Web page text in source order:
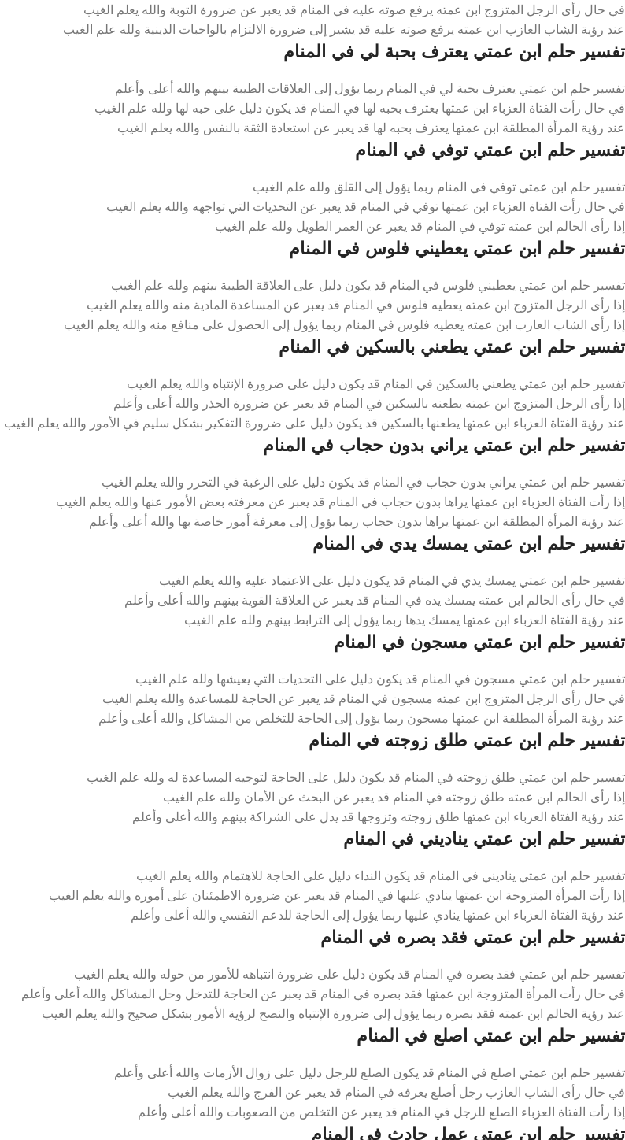
في حال رأى الرجل المتزوج ابن عمته يرفع صوته عليه في المنام قد يعبر عن ضرورة التوبة والله يعلم الغيب
عند رؤية الشاب العازب ابن عمته يرفع صوته عليه قد يشير إلى ضرورة الالتزام بالواجبات الدينية ولله علم الغيب
تفسير حلم ابن عمتي يعترف بحبة لي في المنام
تفسير حلم ابن عمتي يعترف بحبة لي في المنام ربما يؤول إلى العلاقات الطيبة بينهم والله أعلى وأعلم
في حال رأت الفتاة العزباء ابن عمتها يعترف بحبه لها في المنام قد يكون دليل على حبه لها ولله علم الغيب
عند رؤية المرأة المطلقة ابن عمتها يعترف بحبه لها قد يعبر عن استعادة الثقة بالنفس والله يعلم الغيب
تفسير حلم ابن عمتي توفي في المنام
تفسير حلم ابن عمتي توفي في المنام ربما يؤول إلى القلق ولله علم الغيب
في حال رأت الفتاة العزباء ابن عمتها توفي في المنام قد يعبر عن التحديات التي تواجهه والله يعلم الغيب
إذا رأى الحالم ابن عمته توفي في المنام قد يعبر عن العمر الطويل ولله علم الغيب
تفسير حلم ابن عمتي يعطيني فلوس في المنام
تفسير حلم ابن عمتي يعطيني فلوس في المنام قد يكون دليل على العلاقة الطيبة بينهم ولله علم الغيب
إذا رأى الرجل المتزوج ابن عمته يعطيه فلوس في المنام قد يعبر عن المساعدة المادية منه والله يعلم الغيب
إذا رأى الشاب العازب ابن عمته يعطيه فلوس في المنام ربما يؤول إلى الحصول على منافع منه والله يعلم الغيب
تفسير حلم ابن عمتي يطعني بالسكين في المنام
تفسير حلم ابن عمتي يطعني بالسكين في المنام قد يكون دليل على ضرورة الإنتباه والله يعلم الغيب
إذا رأى الرجل المتزوج ابن عمته يطعنه بالسكين في المنام قد يعبر عن ضرورة الحذر والله أعلى وأعلم
عند رؤية الفتاة العزباء ابن عمتها يطعنها بالسكين قد يكون دليل على ضرورة التفكير بشكل سليم في الأمور والله يعلم الغيب
تفسير حلم ابن عمتي يراني بدون حجاب في المنام
تفسير حلم ابن عمتي يراني بدون حجاب في المنام قد يكون دليل على الرغبة في التحرر والله يعلم الغيب
إذا رأت الفتاة العزباء ابن عمتها يراها بدون حجاب في المنام قد يعبر عن معرفته بعض الأمور عنها والله يعلم الغيب
عند رؤية المرأة المطلقة ابن عمتها يراها بدون حجاب ربما يؤول إلى معرفة أمور خاصة بها والله أعلى وأعلم
تفسير حلم ابن عمتي يمسك يدي في المنام
تفسير حلم ابن عمتي يمسك يدي في المنام قد يكون دليل على الاعتماد عليه والله يعلم الغيب
في حال رأى الحالم ابن عمته يمسك يده في المنام قد يعبر عن العلاقة القوية بينهم والله أعلى وأعلم
عند رؤية الفتاة العزباء ابن عمتها يمسك يدها ربما يؤول إلى الترابط بينهم ولله علم الغيب
تفسير حلم ابن عمتي مسجون في المنام
تفسير حلم ابن عمتي مسجون في المنام قد يكون دليل على التحديات التي يعيشها ولله علم الغيب
في حال رأى الرجل المتزوج ابن عمته مسجون في المنام قد يعبر عن الحاجة للمساعدة والله يعلم الغيب
عند رؤية المرأة المطلقة ابن عمتها مسجون ربما يؤول إلى الحاجة للتخلص من المشاكل والله أعلى وأعلم
تفسير حلم ابن عمتي طلق زوجته في المنام
تفسير حلم ابن عمتي طلق زوجته في المنام قد يكون دليل على الحاجة لتوجيه المساعدة له ولله علم الغيب
إذا رأى الحالم ابن عمته طلق زوجته في المنام قد يعبر عن البحث عن الأمان ولله علم الغيب
عند رؤية الفتاة العزباء ابن عمتها طلق زوجته وتزوجها قد يدل على الشراكة بينهم والله أعلى وأعلم
تفسير حلم ابن عمتي يناديني في المنام
تفسير حلم ابن عمتي يناديني في المنام قد يكون النداء دليل على الحاجة للاهتمام والله يعلم الغيب
إذا رأت المرأة المتزوجة ابن عمتها ينادي عليها في المنام قد يعبر عن ضرورة الاطمئنان على أموره والله يعلم الغيب
عند رؤية الفتاة العزباء ابن عمتها ينادي عليها ربما يؤول إلى الحاجة للدعم النفسي والله أعلى وأعلم
تفسير حلم ابن عمتي فقد بصره في المنام
تفسير حلم ابن عمتي فقد بصره في المنام قد يكون دليل على ضرورة انتباهه للأمور من حوله والله يعلم الغيب
في حال رأت المرأة المتزوجة ابن عمتها فقد بصره في المنام قد يعبر عن الحاجة للتدخل وحل المشاكل والله أعلى وأعلم
عند رؤية الحالم ابن عمته فقد بصره ربما يؤول إلى ضرورة الإنتباه والنصح لرؤية الأمور بشكل صحيح والله يعلم الغيب
تفسير حلم ابن عمتي اصلع في المنام
تفسير حلم ابن عمتي اصلع في المنام قد يكون الصلع للرجل دليل على زوال الأزمات والله أعلى وأعلم
في حال رأى الشاب العازب رجل أصلع يعرفه في المنام قد يعبر عن الفرج والله يعلم الغيب
إذا رأت الفتاة العزباء الصلع للرجل في المنام قد يعبر عن التخلص من الصعوبات والله أعلى وأعلم
تفسير حلم ابن عمتي عمل حادث في المنام